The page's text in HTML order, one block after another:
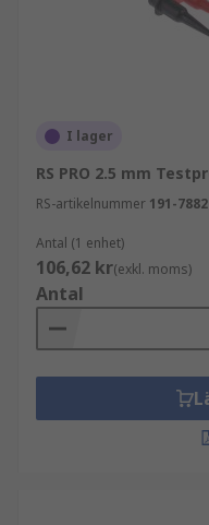
I lager
RS PRO 2.5 mm
RS-artikelnummer 191-7882
Antal (1 enhet)
106,62 kr(exkl. moms)
Antal